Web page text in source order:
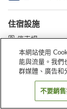
住宿設施
停車場
私人餐廳
首頁 日本 栃
本網站使用
能與流量。我們
群媒體、廣告和
不要銷